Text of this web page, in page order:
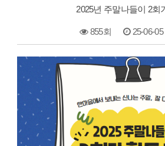
2025년 주말나들이 2회
855회 25-06-05
본문